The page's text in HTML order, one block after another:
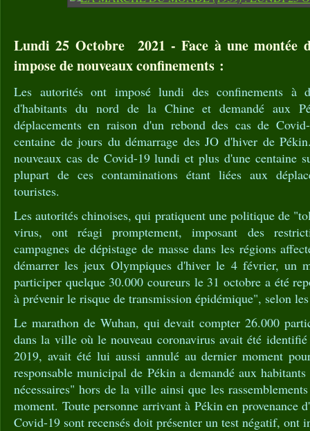
Lundi 25 Octobre 2021 - Face à une montée
impose de nouveaux confinements :
Les autorités ont imposé lundi des confinements à
d'habitants du nord de la Chine et demandé aux
déplacements en raison d'un rebond des cas de
centaine de jours du démarrage des JO d'hiver de
nouveaux cas de Covid-19 lundi et plus d'une centaine
plupart de ces contaminations étant liées aux
touristes.
Les autorités chinoises, qui pratiquent une politique de
virus, ont réagi promptement, imposant des
campagnes de dépistage de masse dans les régions
démarrer les jeux Olympiques d'hiver le 4 février, un
participer quelque 30.000 coureurs le 31 octobre a été
à prévenir le risque de transmission épidémique", selon
Le marathon de Wuhan, qui devait compter 26.000
dans la ville où le nouveau coronavirus avait été
2019, avait été lui aussi annulé au dernier moment
responsable municipal de Pékin a demandé aux
nécessaires" hors de la ville ainsi que les
moment. Toute personne arrivant à Pékin en provenance
Covid-19 sont recensés doit présenter un test négatif, ont